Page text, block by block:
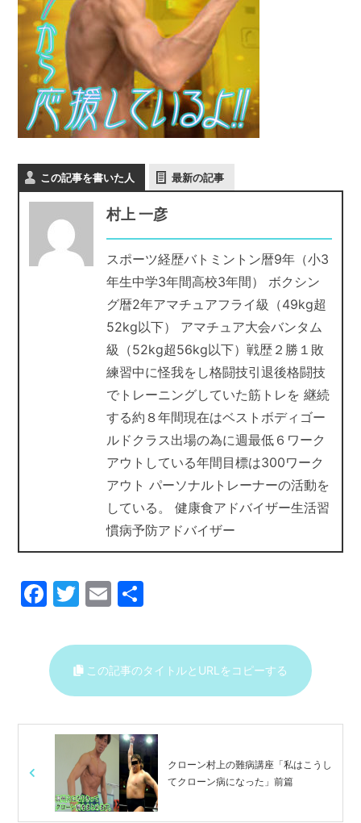
この記事を書いた人 最新の記事
村上 一彦
スポーツ経歴バトミントン暦9年（小3
年生中学3年間高校3年間） ボクシン
グ暦2年アマチュアフライ級（49kg超
52kg以下） アマチュア大会バンタム
級（52kg超56kg以下）戦歴２勝１敗
練習中に怪我をし格闘技引退後格闘技
でトレーニングしていた筋トレを 継続
する約８年間現在はベストボディゴー
ルドクラス出場の為に週最低６ワーク
アウトしている年間目標は300ワーク
アウト パーソナルトレーナーの活動を
している。 健康食アドバイザー生活習
慣病予防アドバイザー
F
a
c
e
b
o
T
w
itt
er
E
m
ai
l
この記事のタイトルとURLをコピーする
クローン村上の難病講座「私はこうし
てクローン病になった」前篇